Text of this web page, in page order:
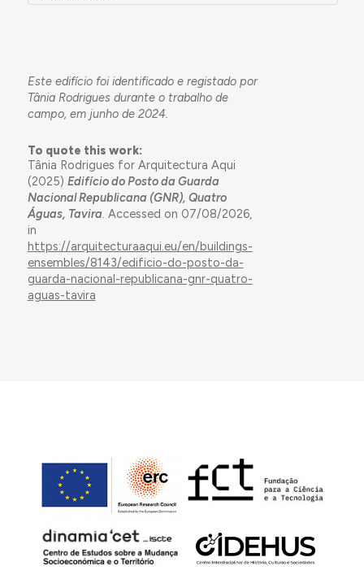
Este edifício foi identificado e registado por
Tânia Rodrigues durante o trabalho de
campo, em junho de 2024.
To quote this work:
Tânia Rodrigues for Arquitectura Aqui
(2025) Edifício do Posto da Guarda
Nacional Republicana (GNR), Quatro
Águas, Tavira. Accessed on 07/08/2026,
in
https://arquitecturaaqui.eu/en/buildings-
ensembles/8143/edificio-do-posto-da-
guarda-nacional-republicana-gnr-quatro-
aguas-tavira